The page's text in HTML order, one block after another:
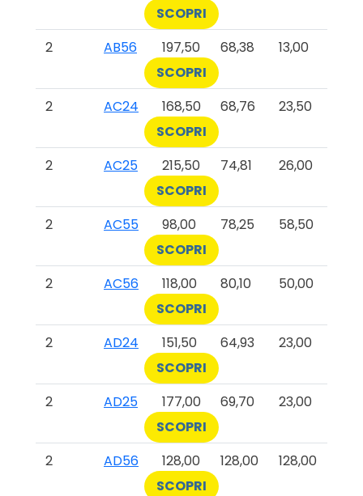
SCOPRI
2
AB56 197,50 68,38
13,00
SCOPRI
2
AC24 168,50 68,76
23,50
SCOPRI
2
AC25 215,50 74,81
26,00
SCOPRI
2
AC55 98,00 78,25
58,50
SCOPRI
2
AC56 118,00 80,10
50,00
SCOPRI
2
AD24 151,50 64,93
23,00
SCOPRI
2
AD25 177,00 69,70
23,00
SCOPRI
2
AD56 128,00 128,00
128,00
SCOPRI